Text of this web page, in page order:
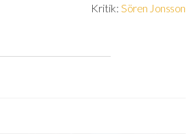
Kritik: Sören Jonsson